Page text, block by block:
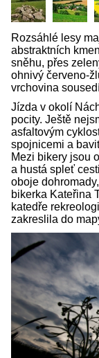
Rozsáhlé lesy
abstraktních
sněhu, přes
ohnivý červeno-
vrchovina
Jízda v okolí
pocity. Ještě
asfaltovým
spojnicemi a
Mezi bikery jsou
a hustá spleť
oboje
bikerka Kateřina
katedře
zakreslila do